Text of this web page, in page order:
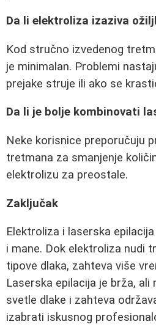
Da li elektroliza izaziva
Kod stručno izvedenog
je minimalan. Problemi
prejake struje ili ako se
Da li je bolje kombinovati
Neke korisnice preporučuju
tretmana za smanjenje
elektrolizu za preostale.
Zaključak
Elektroliza i laserska
i mane. Dok elektroliza nudi
tipove dlaka, zahteva više
Laserska epilacija je brža, ali
svetle dlake i zahteva
izabrati iskusnog